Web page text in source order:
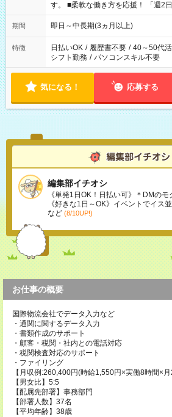
す。 ■柔軟な働き方を応援！ 「週2
勤務」など、あなたの生活に合わせ
もありませんので、自分のペースを
保できるため、主婦（夫）の方も無
す。
期間 即日～中長期(3ヵ月以上)
特徴 日払いOK / 履歴書不要 / 40～50代
シフト勤務 / パソコンスキル不要
気になる！ 応募する
編集部イチオシ
《単発1日OK！日払い可》＊DMのモ
《好きな1日～OK》イベントでイス
など (8/10UP!)
お仕事の概要
国際物流会社でデータ入力など
・通関に関するデータ入力
・書類作成のサポート
・顧客・税関・社内との電話対応
・税関検査対応のサポート
・ファイリング
【月収例:260,400円(時給1,550円×実働8時間×月
【男女比】5:5
【配属先部署】事務部門
【部署人数】37名
【平均年齢】38歳